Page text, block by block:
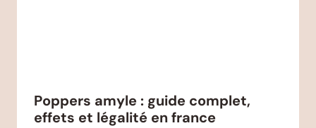
Poppers amyle : guide complet,
effets et légalité en france